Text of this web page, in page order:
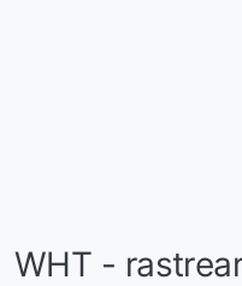
WHT -